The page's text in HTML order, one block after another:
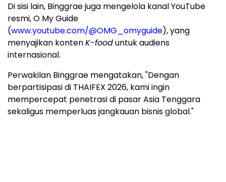
Di sisi lain, Binggrae juga mengelola kanal YouTube
resmi, O My Guide
(www.youtube.com/@OMG_omyguide), yang
menyajikan kontenK-fooduntuk audiens
internasional.
Perwakilan Binggrae mengatakan, "Dengan
berpartisipasi di THAIFEX 2026, kami ingin
mempercepat penetrasi di pasar Asia Tenggara
sekaligus memperluas jangkauan bisnis global."